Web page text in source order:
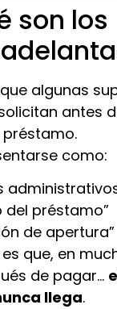
son los
algunas
antes
como:
del préstamo”
de apertura”
que, en
de pagar…
llega.